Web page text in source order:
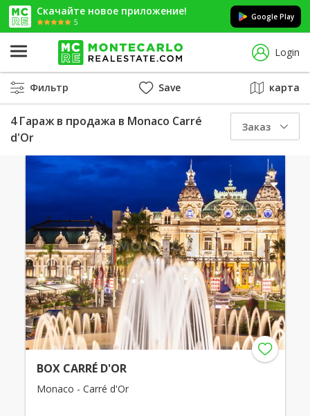
Скачайте новое приложение!
5
Google Play
Login
Фильтр Save карта
4 Гараж в продажа в Monaco Carré
d'Or
Заказ
BOX CARRÉ D'OR
Monaco - Carré d'Or